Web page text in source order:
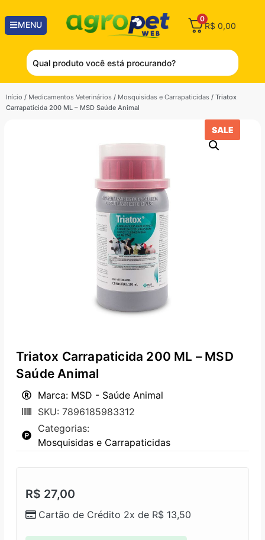
MENU
0
R$ 0,00
Início / Medicamentos Veterinários / Mosquisidas e Carrapaticidas / Triatox
Carrapaticida 200 ML – MSD Saúde Animal
SALE
Triatox Carrapaticida 200 ML – MSD
Saúde Animal
Marca: MSD - Saúde Animal
SKU: 7896185983312
Categorias:
Mosquisidas e Carrapaticidas
R$ 27,00
Cartão de Crédito 2x de R$ 13,50